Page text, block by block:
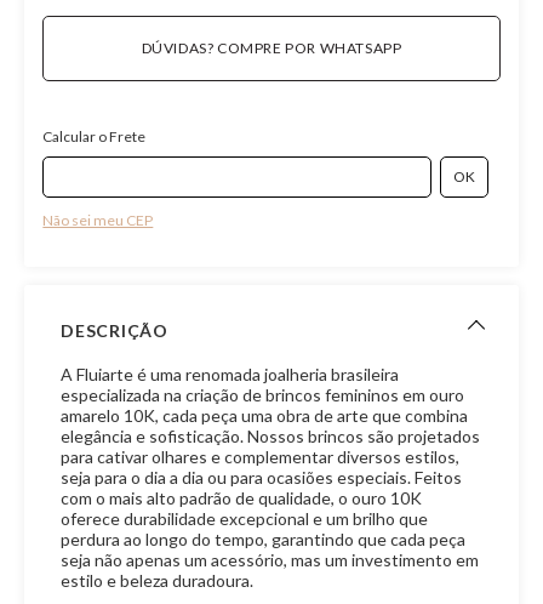
DÚVIDAS? COMPRE POR WHATSAPP
Calcular o Frete
Não sei meu CEP
DESCRIÇÃO
A Fluiarte é uma renomada joalheria brasileira
especializada na criação de brincos femininos em ouro
amarelo 10K, cada peça uma obra de arte que combina
elegância e sofisticação. Nossos brincos são projetados
para cativar olhares e complementar diversos estilos,
seja para o dia a dia ou para ocasiões especiais. Feitos
com o mais alto padrão de qualidade, o ouro 10K
oferece durabilidade excepcional e um brilho que
perdura ao longo do tempo, garantindo que cada peça
seja não apenas um acessório, mas um investimento em
estilo e beleza duradoura.